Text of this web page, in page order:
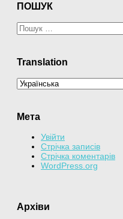
ПОШУК
Пошук:
Translation
Мета
Увійти
Стрічка записів
Стрічка коментарів
WordPress.org
Архіви